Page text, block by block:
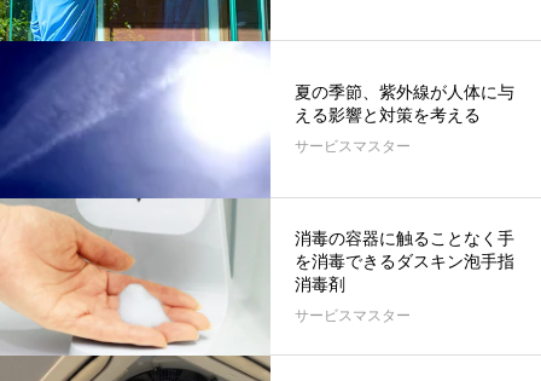
夏の季節、紫外線が人体に与
える影響と対策を考える
サービスマスター
消毒の容器に触ることなく手
を消毒できるダスキン泡手指
消毒剤
サービスマスター